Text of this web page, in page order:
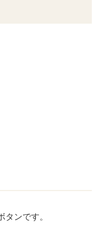
ンです。